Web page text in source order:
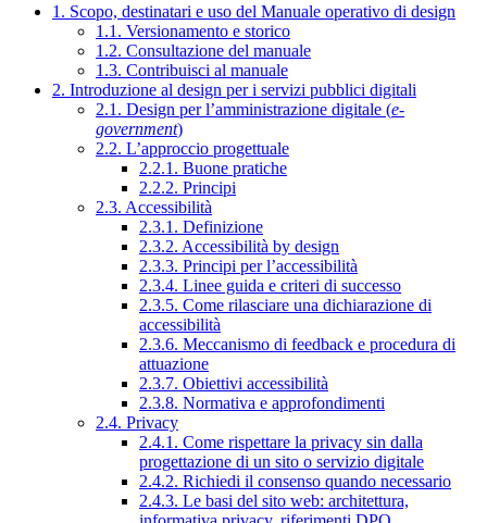
1. Scopo, destinatari e uso del Manuale operativo di design
1.1. Versionamento e storico
1.2. Consultazione del manuale
1.3. Contribuisci al manuale
2. Introduzione al design per i servizi pubblici digitali
2.1. Design per l’amministrazione digitale (e-
government)
2.2. L’approccio progettuale
2.2.1. Buone pratiche
2.2.2. Principi
2.3. Accessibilità
2.3.1. Definizione
2.3.2. Accessibilità by design
2.3.3. Principi per l’accessibilità
2.3.4. Linee guida e criteri di successo
2.3.5. Come rilasciare una dichiarazione di
accessibilità
2.3.6. Meccanismo di feedback e procedura di
attuazione
2.3.7. Obiettivi accessibilità
2.3.8. Normativa e approfondimenti
2.4. Privacy
2.4.1. Come rispettare la privacy sin dalla
progettazione di un sito o servizio digitale
2.4.2. Richiedi il consenso quando necessario
2.4.3. Le basi del sito web: architettura,